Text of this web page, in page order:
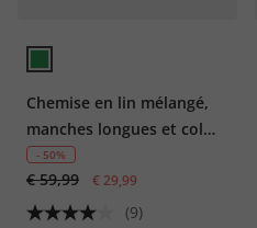
Chemise en lin mélangé,
manches longues et col
Kent, coupe Modern Fit
- 50%
€ 59,99 € 29,99
(9)